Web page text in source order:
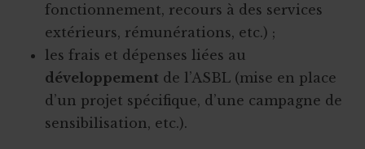
fonctionnement, recours à des services
extérieurs, rémunérations, etc.) ;
les frais et dépenses liées au
développement de l’ASBL (mise en place
d’un projet spécifique, d’une campagne de
sensibilisation, etc.).